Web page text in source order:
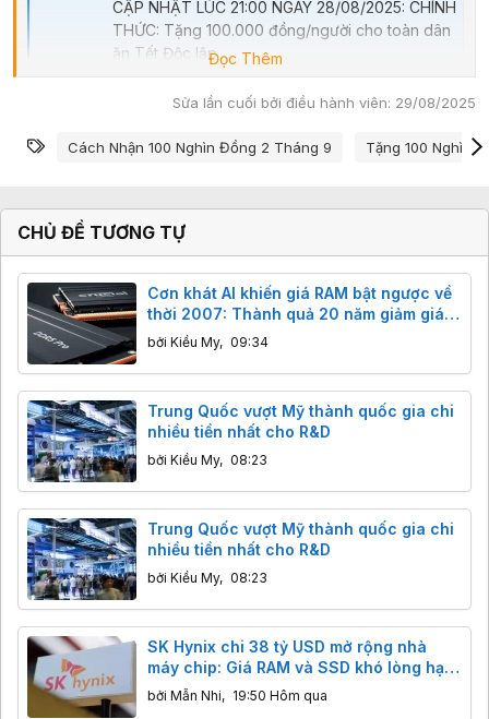
vnreview.vn
CẬP NHẬT LÚC 21:00 NGÀY 28/08/2025: CHÍNH
THỨC: Tặng 100.000 đồng/người cho toàn dân
ăn Tết Độc lập
https://vnreview.vn/threads/chinh-thuc-tang-
100-000-dong-nguoi-cho-toan-dan-an-tet-
gắn trực tiếp với số định danh cá nhân trên ứng
Đọc Thêm
Sửa lần cuối bởi điều hành viên: 29/08/2025
Từ khóa
Cách Nhận 100 Nghìn Đồng 2 Tháng 9 Tặng 100 Nghìn
CHỦ ĐỀ TƯƠNG TỰ
Cơn khát AI khiến giá RAM bật ngược về
thời 2007: Thành quả 20 năm giảm giá
"bốc hơi" chỉ sau vài tháng
bởi Kiều My, 09:34
Trung Quốc vượt Mỹ thành quốc gia chi
nhiều tiền nhất cho R&D
bởi Kiều My, 08:23
Trung Quốc vượt Mỹ thành quốc gia chi
nhiều tiền nhất cho R&D
bởi Kiều My, 08:23
SK Hynix chi 38 tỷ USD mở rộng nhà
máy chip: Giá RAM và SSD khó lòng hạ
nhiệt trước năm 2028
bởi Mẫn Nhi, 19:50 Hôm qua